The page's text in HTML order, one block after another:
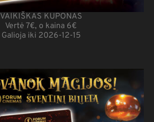
VAIKIŠKAS KUPONAS
Vertė 7€, o kaina 6€
Galioja iki 2026-12-15